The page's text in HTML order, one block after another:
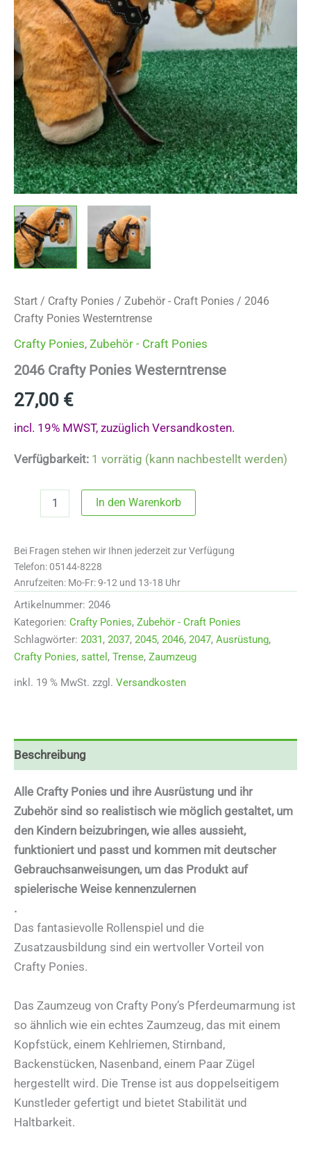
Start / Crafty Ponies / Zubehör - Craft Ponies / 2046
Crafty Ponies Westerntrense
Crafty Ponies, Zubehör - Craft Ponies
2046 Crafty Ponies Westerntrense
27,00 €
incl. 19% MWST, zuzüglich Versandkosten.
Verfügbarkeit: 1 vorrätig (kann nachbestellt werden)
Menge
In den Warenkorb
Bei Fragen stehen wir Ihnen jederzeit zur Verfügung
Telefon: 05144-8228
Anrufzeiten: Mo-Fr: 9-12 und 13-18 Uhr
Artikelnummer: 2046
Kategorien: Crafty Ponies, Zubehör - Craft Ponies
Schlagwörter: 2031, 2037, 2045, 2046, 2047, Ausrüstung,
Crafty Ponies, sattel , Trense, Zaumzeug
inkl. 19 % MwSt. zzgl. Versandkosten
Beschreibung
Alle Crafty Ponies und ihre Ausrüstung und ihr
Zubehör sind so realistisch wie möglich gestaltet, um
den Kindern beizubringen, wie alles aussieht,
funktioniert und passt und kommen mit deutscher
Gebrauchsanweisungen, um das Produkt auf
spielerische Weise kennenzulernen
.
Das fantasievolle Rollenspiel und die
Zusatzausbildung sind ein wertvoller Vorteil von
Crafty Ponies.
Das Zaumzeug von Crafty Pony’s Pferdeumarmung ist
so ähnlich wie ein echtes Zaumzeug, das mit einem
Kopfstück, einem Kehlriemen, Stirnband,
Backenstücken, Nasenband, einem Paar Zügel
hergestellt wird. Die Trense ist aus doppelseitigem
Kunstleder gefertigt und bietet Stabilität und
Haltbarkeit.